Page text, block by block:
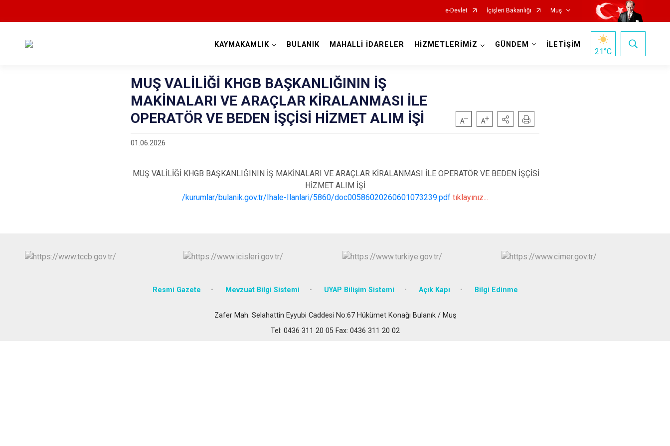
e-Devlet İçişleri Bakanlığı Muş
Bulanık
KAYMAKAMLIK BULANIK MAHALLİ İDARELER HİZMETLERİMİZ GÜNDEM İLETİŞİM
21°C
MUŞ VALİLİĞİ KHGB BAŞKANLIĞININ İŞ
MAKİNALARI VE ARAÇLAR KİRALANMASI İLE
OPERATÖR VE BEDEN İŞÇİSİ HİZMET ALIM İŞİ
01.06.2026
MUŞ VALİLİĞİ KHGB BAŞKANLIĞININ İŞ MAKİNALARI VE ARAÇLAR KİRALANMASI İLE OPERATÖR VE BEDEN İŞÇİSİ
HİZMET ALIM İŞİ
/kurumlar/bulanik.gov.tr/Ihale-Ilanlari/5860/doc00586020260601073239.pdf tıklayınız...
Resmi Gazete Mevzuat Bilgi Sistemi UYAP Bilişim Sistemi Açık Kapı Bilgi Edinme
Zafer Mah. Selahattin Eyyubi Caddesi No:67 Hükümet Konağı Bulanık / Muş
Tel: 0436 311 20 05 Fax: 0436 311 20 02